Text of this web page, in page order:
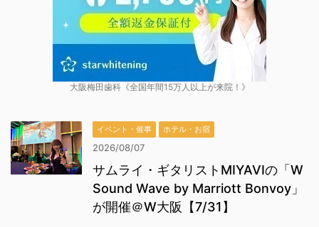
大阪梅田歯科《全国年間15万人以上が来院！》
イベント・催事 ホテル・お宿
2026/08/07
サムライ・ギタリストMIYAVIの「W
Sound Wave by Marriott Bonvoy」
が開催＠W大阪【7/31】